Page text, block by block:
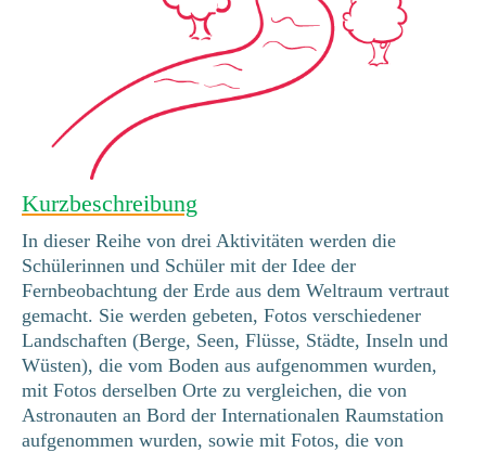
Kurzbeschreibung
In dieser Reihe von drei Aktivitäten werden die
Schülerinnen und Schüler mit der Idee der
Fernbeobachtung der Erde aus dem Weltraum vertraut
gemacht. Sie werden gebeten, Fotos verschiedener
Landschaften (Berge, Seen, Flüsse, Städte, Inseln und
Wüsten), die vom Boden aus aufgenommen wurden,
mit Fotos derselben Orte zu vergleichen, die von
Astronauten an Bord der Internationalen Raumstation
aufgenommen wurden, sowie mit Fotos, die von